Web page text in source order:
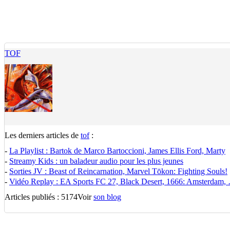
TOF
Les derniers articles de tof:
- La Playlist : Bartok de Marco Bartoccioni, James Ellis Ford, Marty
- Streamy Kids : un baladeur audio pour les plus jeunes
- Sorties JV : Beast of Reincarnation, Marvel Tōkon: Fighting Souls!
- Vidéo Replay : EA Sports FC 27, Black Desert, 1666:
Articles publiés : 5174Voirson blog